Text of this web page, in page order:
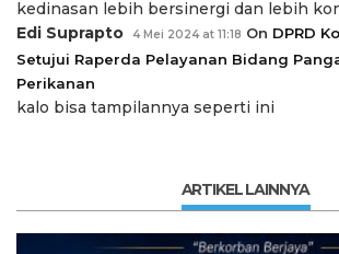
kedinasan lebih bersinergi dan lebih
Edi Suprapto
4 Mei 2024 at 11:18 On DPRD
Setujui Raperda Pelayanan Bidang
Perikanan
kalo bisa tampilannya seperti ini
ARTIKEL LAINNYA